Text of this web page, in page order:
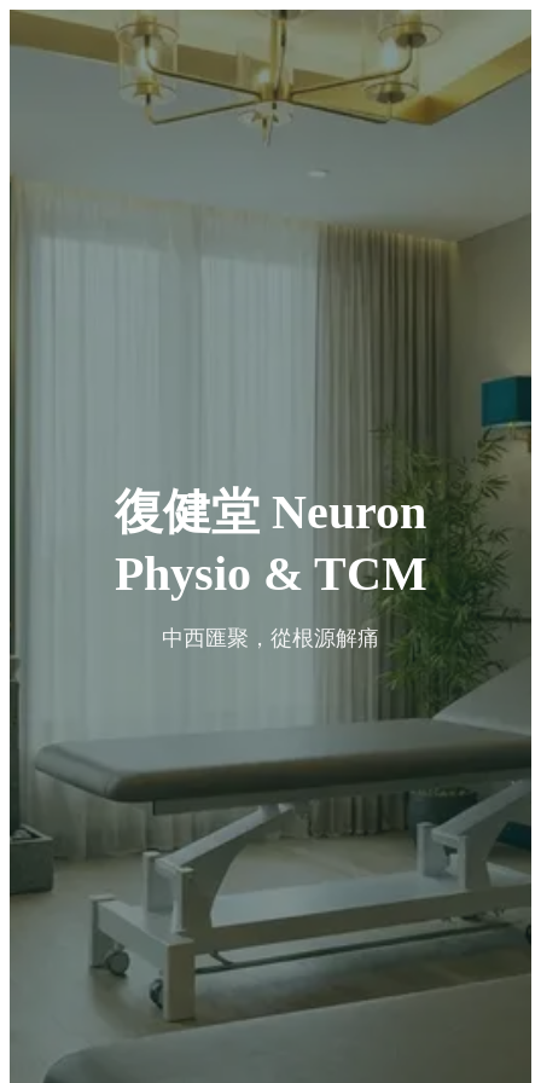
復健堂 Neuron
Physio & TCM
中西匯聚，從根源解痛